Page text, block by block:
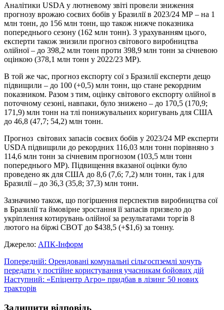
Аналітики USDA у лютневому звіті провели зниження
прогнозу врожаю соєвих бобів у Бразилії в 2023/24 МР – на 1
млн тонн, до 156 млн тонн, що також нижче показника
попереднього сезону (162 млн тонн). З урахуванням цього,
експерти також знизили прогноз світового виробництва
олійної – до 398,2 млн тонн проти 398,9 млн тонн за січневою
оцінкою (378,1 млн тонн у 2022/23 МР).
В той же час, прогноз експорту сої з Бразилії експерти дещо
підвищили – до 100 (+0,5) млн тонн, що стане рекордним
показником. Разом з тим, оцінку світового експорту олійної в
поточному сезоні, навпаки, було знижено – до 170,5 (170,9;
171,9) млн тонн на тлі понижувальних коригувань для США
до 46,8 (47,7; 54,2) млн тонн.
Прогноз світових запасів соєвих бобів у 2023/24 МР експерти
USDA підвищили до рекордних 116,03 млн тонн порівняно з
114,6 млн тонн за січневим прогнозом (103,5 млн тонн
попереднього МР). Підвищення вказаної оцінки було
проведено як для США до 8,6 (7,6; 7,2) млн тонн, так і для
Бразилії – до 36,3 (35,8; 37,3) млн тонн.
Зазначимо також, що погіршення перспектив виробництва сої
в Бразилії та ймовірне зростання її запасів призвело до
укріплення котирувань олійної за результатами торгів 8
лютого на біржі СВОТ до $438,5 (+$1,6) за тонну.
Джерело: АПК-Інформ
Навігація
записів
Попередній: Орендовані комунальні сільгоспземлі хочуть
передати у постійне користування учасникам бойових дій
Наступний: «Епіцентр Агро» придбав в лізинг 50 нових
тракторів
Залишити відповідь